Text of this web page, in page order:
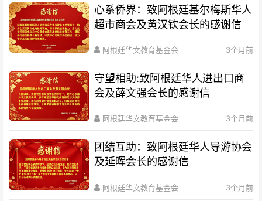
心系侨界​：致阿根廷基尔梅斯华人
超市商会及黄汉钦会长的感谢信
阿根廷华文教育基金会 3个月前
守望相助:致阿根廷华人进出口商
会及薛文强会长的感谢信
阿根廷华文教育基金会 3个月前
团结互助：致阿根廷华人导游协会
及延晖会长的感谢信
阿根廷华文教育基金会 3个月前